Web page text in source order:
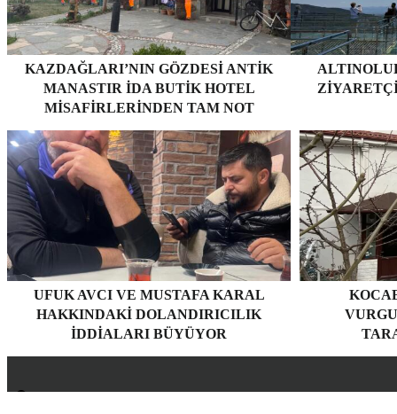
KAZDAĞLARI’NIN GÖZDESI ANTIK
MANASTIR İDA BUTIK HOTEL
MISAFIRLERINDEN TAM NOT
ALIYOR
UFUK AVCI VE MUSTAFA KARAL
HAKKINDAKI DOLANDIRICILIK
İDDIALARI BÜYÜYOR